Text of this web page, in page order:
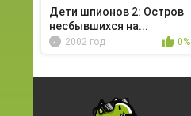
Дети шпионов 2: Остров
несбывшихся на...
2002 год 0%